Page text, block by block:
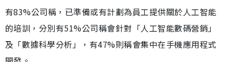
有83%公司稱，已準備或有計劃為員工提供關於人工智能
的培訓，分別有51%公司稱會針對「人工智能數碼營銷」
及「數據科學分析」，有47%則稱會集中在手機應用程式